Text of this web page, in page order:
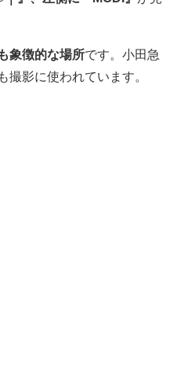
象徴的な場所です。小田急
撮影に使われています。